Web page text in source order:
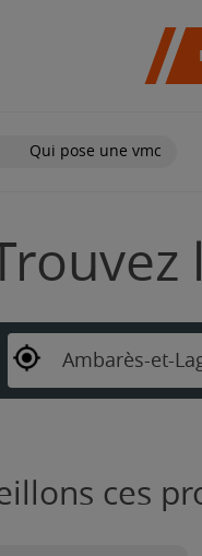
Qui pose une vmc
Ambarès-et-
ces